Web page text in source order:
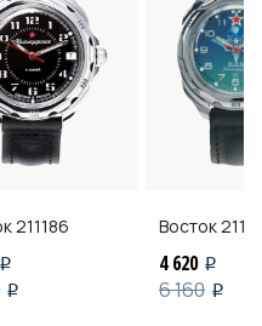
211186
i
i
Восток
4 620 i
6 160 i